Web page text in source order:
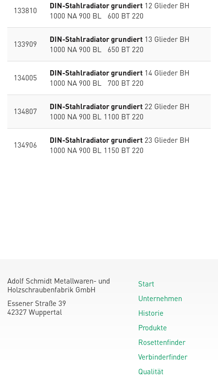
133810 DIN-Stahlradiator grundiert 12 Glieder BH
1000 NA 900 BL 600 BT 220
133909 DIN-Stahlradiator grundiert 13 Glieder BH
1000 NA 900 BL 650 BT 220
134005 DIN-Stahlradiator grundiert 14 Glieder BH
1000 NA 900 BL 700 BT 220
134807 DIN-Stahlradiator grundiert 22 Glieder BH
1000 NA 900 BL 1100 BT 220
134906 DIN-Stahlradiator grundiert 23 Glieder BH
1000 NA 900 BL 1150 BT 220
Adolf Schmidt Metallwaren- und
Holzschraubenfabrik GmbH
Essener Straße 39
42327 Wuppertal
Start
Unternehmen
Historie
Produkte
Rosettenfinder
Verbinderfinder
Qualität